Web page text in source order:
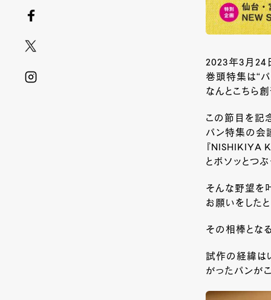
2023年3月24
巻頭特集は“パ
なんとこちら
この節目を記
パン特集の会
『NISHIKIYA
とボソッとつ
そんな野望を
お願いをした
その相棒とな
試作の経緯は
がったパンがこ